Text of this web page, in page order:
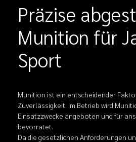
Präzise
Munition für
Sport
Munition ist ein entscheidender
Zuverlässigkeit. Im Betrieb wird
Einsatzzwecke angeboten und für
bevorratet.
Da die gesetzlichen Anforderungen